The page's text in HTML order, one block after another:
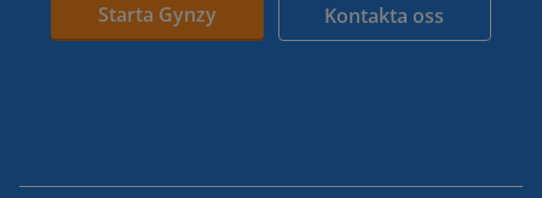
Starta Gynzy Kontakta oss